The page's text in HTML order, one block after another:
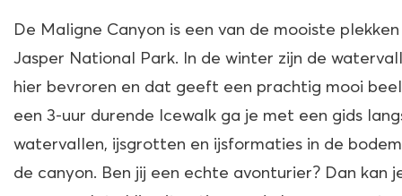
De Maligne Canyon is een van de mooiste plekken
Jasper National Park. In de winter zijn de
hier bevroren en dat geeft een prachtig mooi
een 3-uur durende Icewalk ga je met een gids
watervallen, ijsgrotten en ijsformaties in de
de canyon. Ben jij een echte avonturier? Dan kan